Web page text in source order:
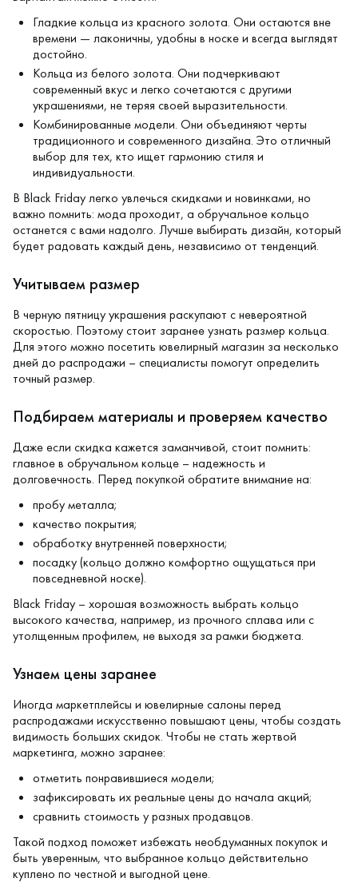
Гладкие кольца из красного золота. Они остаются вне
времени — лаконичны, удобны в носке и всегда выглядят
достойно.
Кольца из белого золота. Они подчеркивают
современный вкус и легко сочетаются с другими
украшениями, не теряя своей выразительности.
Комбинированные модели. Они объединяют черты
традиционного и современного дизайна. Это отличный
выбор для тех, кто ищет гармонию стиля и
индивидуальности.
В Black Friday легко увлечься скидками и новинками, но
важно помнить: мода проходит, а обручальное кольцо
останется с вами надолго. Лучше выбирать дизайн, который
будет радовать каждый день, независимо от тенденций.
Учитываем размер
В черную пятницу украшения раскупают с невероятной
скоростью. Поэтому стоит заранее узнать размер кольца.
Для этого можно посетить ювелирный магазин за несколько
дней до распродажи – специалисты помогут определить
точный размер.
Подбираем материалы и проверяем качество
Даже если скидка кажется заманчивой, стоит помнить:
главное в обручальном кольце – надежность и
долговечность. Перед покупкой обратите внимание на:
пробу металла;
качество покрытия;
обработку внутренней поверхности;
посадку (кольцо должно комфортно ощущаться при
повседневной носке).
Black Friday – хорошая возможность выбрать кольцо
высокого качества, например, из прочного сплава или с
утолщенным профилем, не выходя за рамки бюджета.
Узнаем цены заранее
Иногда маркетплейсы и ювелирные салоны перед
распродажами искусственно повышают цены, чтобы создать
видимость больших скидок. Чтобы не стать жертвой
маркетинга, можно заранее:
отметить понравившиеся модели;
зафиксировать их реальные цены до начала акций;
сравнить стоимость у разных продавцов.
Такой подход поможет избежать необдуманных покупок и
быть уверенным, что выбранное кольцо действительно
куплено по честной и выгодной цене.